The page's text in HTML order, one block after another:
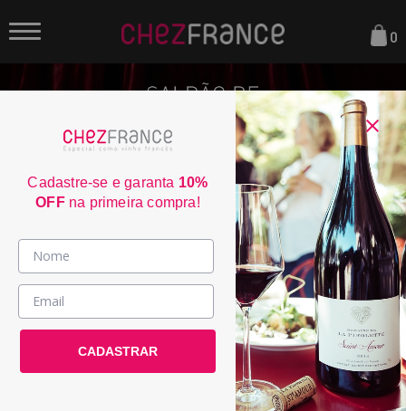
Vinhos >
País / Região >
Le Club >
0
Cadastre-se e garanta 10%
OFFna primeira compra!
CADASTRAR